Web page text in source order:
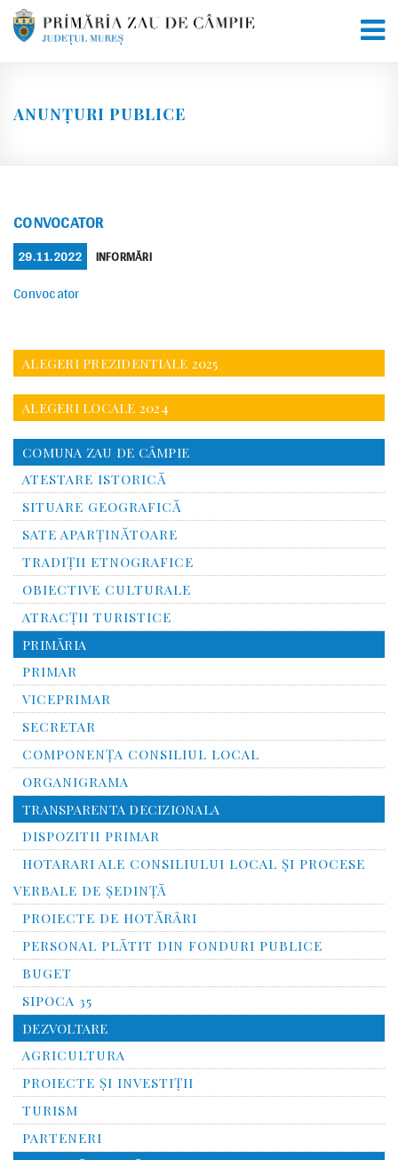
Skip
ANUNȚURI PUBLICE
CONVOCATOR
POSTED
ON
29.11.2022 CATEGORIES
INFORMĂRI
Convocator
ALEGERI PREZIDENTIALE 2025
ALEGERI LOCALE 2024
COMUNA ZAU DE CÂMPIE
ATESTARE ISTORICĂ
SITUARE GEOGRAFICĂ
SATE APARȚINĂTOARE
TRADIȚII ETNOGRAFICE
OBIECTIVE CULTURALE
ATRACȚII TURISTICE
PRIMĂRIA
PRIMAR
VICEPRIMAR
SECRETAR
COMPONENȚA CONSILIUL LOCAL
ORGANIGRAMA
TRANSPARENTA DECIZIONALA
DISPOZITII PRIMAR
HOTARARI ALE CONSILIULUI LOCAL ȘI PROCESE
VERBALE DE ȘEDINȚĂ
PROIECTE DE HOTĂRÂRI
PERSONAL PLĂTIT DIN FONDURI PUBLICE
BUGET
SIPOCA 35
DEZVOLTARE
AGRICULTURA
PROIECTE ȘI INVESTIȚII
TURISM
PARTENERI